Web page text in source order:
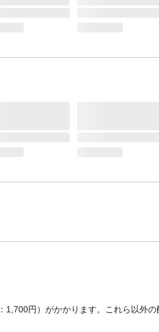
円）がかかります。これら以外